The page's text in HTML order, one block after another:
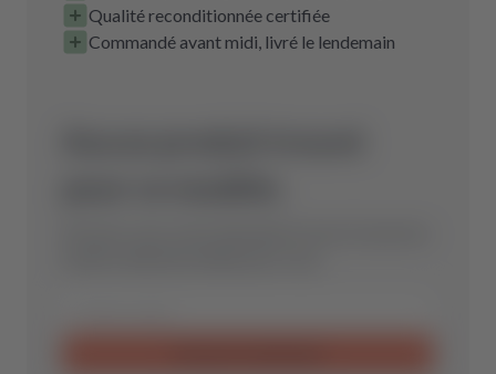
Qualité reconditionnée certifiée
Commandé avant midi, livré le lendemain